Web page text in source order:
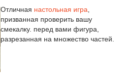
Отличная настольная игра
призванная проверить вашу
смекалку. перед вами фигура,
разрезанная на множество частей.